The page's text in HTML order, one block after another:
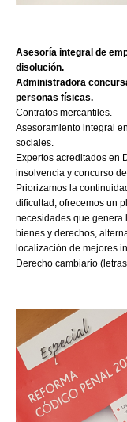
Asesoría integral de
disolución.
Administradora
personas físicas.
Contratos mercantiles.
Asesoramiento integral
sociales.
Expertos acreditados en
insolvencia y concurso
Priorizamos la
dificultad, ofrecemos un
necesidades que genera
bienes y derechos,
localización de mejores
Derecho cambiario